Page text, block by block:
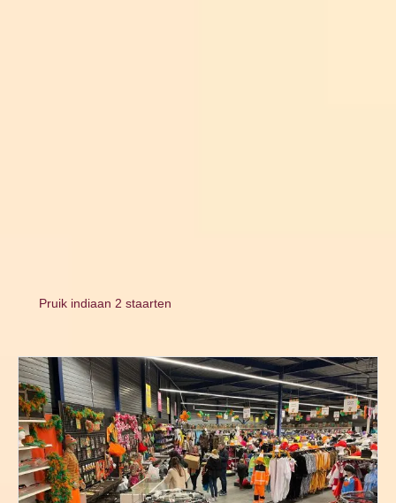
Pruik indiaan 2 staarten